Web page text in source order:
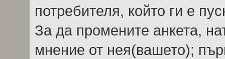
потребителя, който ги е
За да промените анкета,
мнение от нея(вашето);